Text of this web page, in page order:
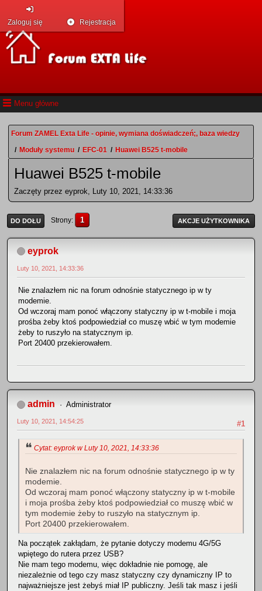
Menu główne
Zaloguj się Rejestracja
Forum ZAMEL Exta Life - opinie, wymiana doświadczeń;, baza wiedzy
/ Moduły systemu / EFC-01 / Huawei B525 t-mobile
Huawei B525 t-mobile
Zaczęty przez eyprok, Luty 10, 2021, 14:33:36
DO DOŁU Strony 1 AKCJE UŻYTKOWNIKA
eyprok
Luty 10, 2021, 14:33:36
Nie znalazłem nic na forum odnośnie statycznego ip w ty
modemie.
Od wczoraj mam ponoć włączony statyczny ip w t-mobile i moja
prośba żeby ktoś podpowiedział co muszę wbić w tym modemie
żeby to ruszyło na statycznym ip.
Port 20400 przekierowałem.
admin Administrator
#1
Luty 10, 2021, 14:54:25
Cytat: eyprok w Luty 10, 2021, 14:33:36
Nie znalazłem nic na forum odnośnie statycznego ip w ty
modemie.
Od wczoraj mam ponoć włączony statyczny ip w t-mobile
i moja prośba żeby ktoś podpowiedział co muszę wbić w
tym modemie żeby to ruszyło na statycznym ip.
Port 20400 przekierowałem.
Na początek zakłądam, że pytanie dotyczy modemu 4G/5G
wpiętego do rutera przez USB?
Nie mam tego modemu, więc dokładnie nie pomogę, ale
niezależnie od tego czy masz statyczny czy dynamiczny IP to
najważniejsze jest żebyś miał IP publiczny. Jeśli tak masz i jeśli